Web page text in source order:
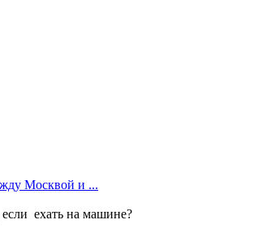
Москвой и ...
ехать на машине?